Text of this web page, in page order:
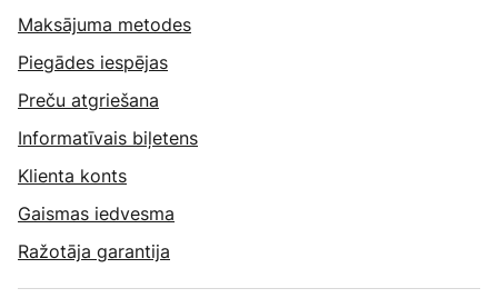
Maksājuma metodes
Piegādes iespējas
Preču atgriešana
Informatīvais biļetens
Klienta konts
Gaismas iedvesma
Ražotāja garantija